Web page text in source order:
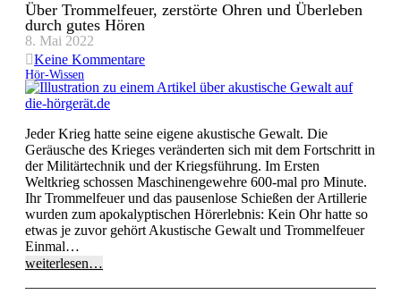
Über Trommelfeuer, zerstörte Ohren und Überleben
durch gutes Hören
8. Mai 2022
Keine Kommentare
Hör-Wissen
Jeder Krieg hatte seine eigene akustische Gewalt. Die
Geräusche des Krieges veränderten sich mit dem Fortschritt in
der Militärtechnik und der Kriegsführung. Im Ersten
Weltkrieg schossen Maschinengewehre 600-mal pro Minute.
Ihr Trommelfeuer und das pausenlose Schießen der Artillerie
wurden zum apokalyptischen Hörerlebnis: Kein Ohr hatte so
etwas je zuvor gehört Akustische Gewalt und Trommelfeuer
Einmal…
weiterlesen…